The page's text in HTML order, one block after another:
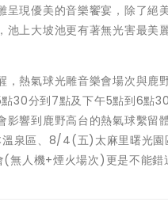
呈現優美的音樂饗宴，除了
池上大坡池更有著無光害最
，熱氣球光雕音樂會場次與
30分到7點及下午5點到6點
影響到鹿野高台的熱氣球繫
泉區、8/4(五)太麻里曙光
人機+煙火場次)更是不能錯